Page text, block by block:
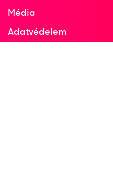
Média
Adatvédelem